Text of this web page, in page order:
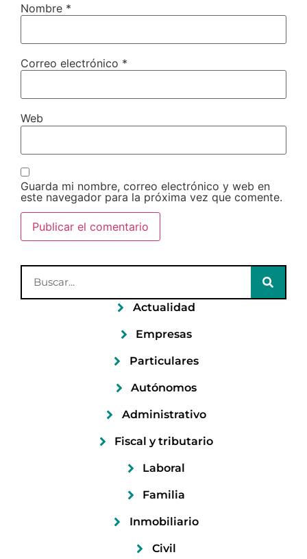
Nombre *
Correo electrónico *
Web
Guarda mi nombre, correo electrónico y web en
este navegador para la próxima vez que comente.
Actualidad
Empresas
Particulares
Autónomos
Administrativo
Fiscal y tributario
Laboral
Familia
Inmobiliario
Civil